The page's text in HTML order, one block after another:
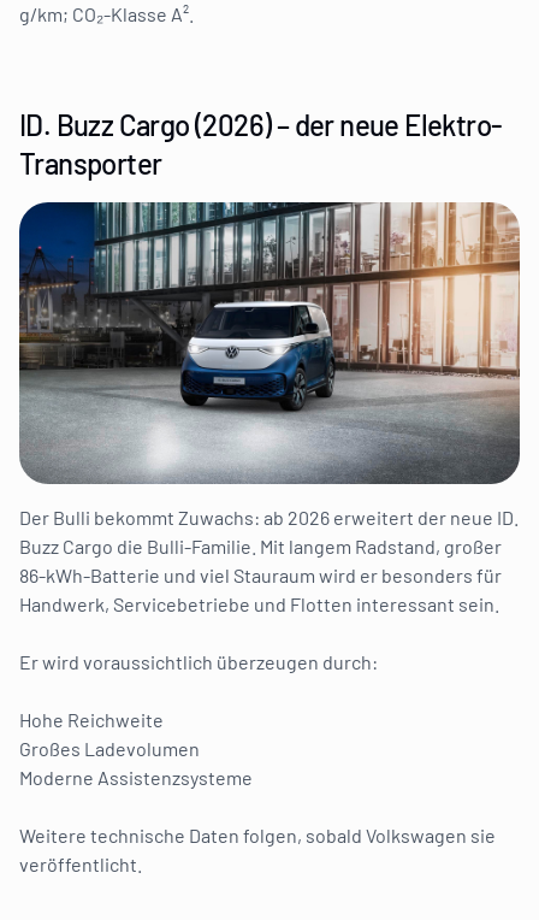
g/km; CO₂-Klasse A².
ID. Buzz Cargo (2026) – der neue Elektro-
Transporter
Der Bulli bekommt Zuwachs: ab 2026 erweitert der neue ID.
Buzz Cargo die Bulli-Familie. Mit langem Radstand, großer
86-kWh-Batterie und viel Stauraum wird er besonders für
Handwerk, Servicebetriebe und Flotten interessant sein.
Er wird voraussichtlich überzeugen durch:
Hohe Reichweite
Großes Ladevolumen
Moderne Assistenzsysteme
Weitere technische Daten folgen, sobald Volkswagen sie
veröffentlicht.